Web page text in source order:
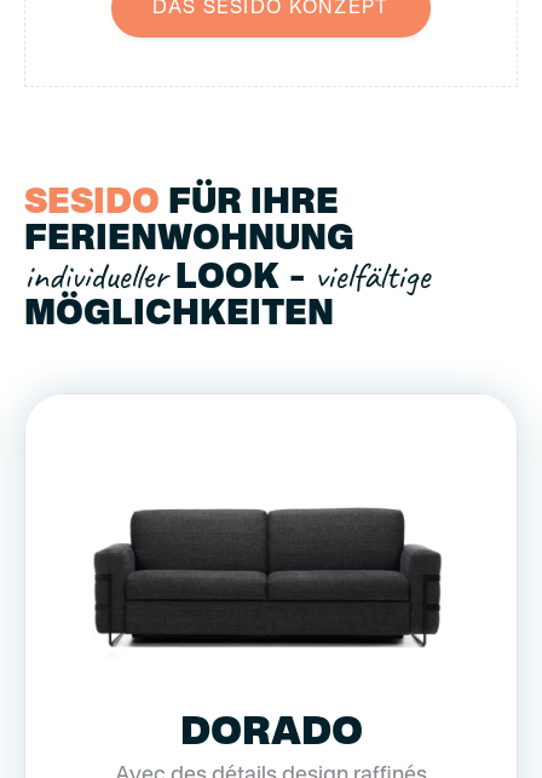
DAS SESIDO KONZEPT
SESIDO FÜR IHRE
FERIENWOHNUNG
individuellerLOOK – vielfältige
MÖGLICHKEITEN
DORADO